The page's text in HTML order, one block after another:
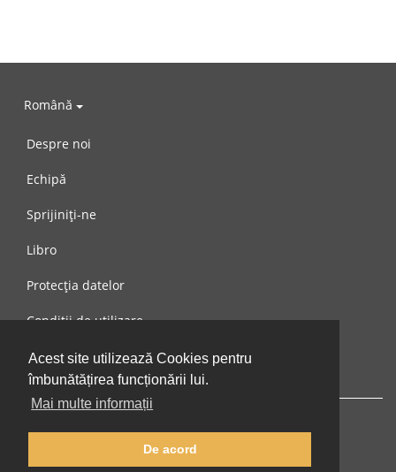
Acest site utilizează Cookies pentru
îmbunătățirea funcționării lui.
Mai multe informații
De acord
Română
Despre noi
Echipă
Sprijiniți-ne
Libro
Protecția datelor
Condiții de utilizare
Mesaj către noi